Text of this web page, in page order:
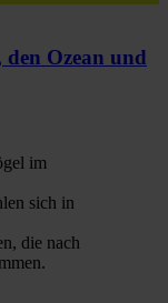
Ozean und
im
sich in
die nach